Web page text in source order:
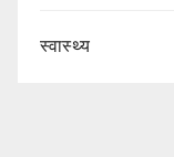
स्वास्थ्य